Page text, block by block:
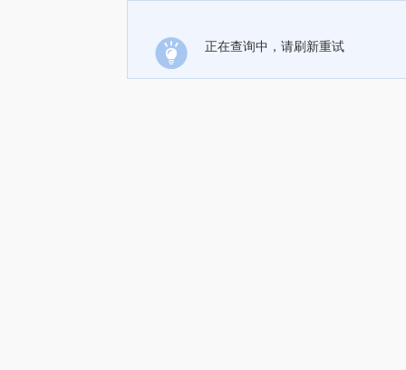
正在查询中，请刷新重试